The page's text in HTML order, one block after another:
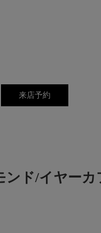
来店予約
ンド/イヤーカ